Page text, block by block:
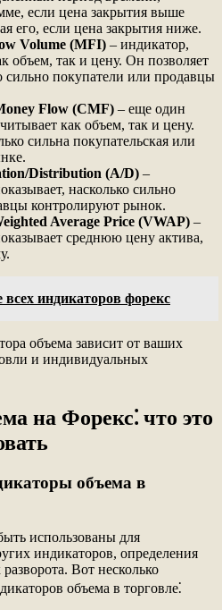
если цена закрытия выше
его, если цена закрытия ниже.
Volume (MFI) – индикатор,
объем, так и цену. Он позволяет
сильно покупатели или продавцы
Flow (CMF) – еще один
как объем, так и цену.
сильна покупательская или
Distribution (A/D) –
насколько сильно
контролируют рынок.
Average Price (VWAP) –
среднюю цену актива,
всех индикаторов форекс
объема зависит от ваших
и индивидуальных
на Форекс⁚ что это
объема в
использованы для
индикаторов, определения
Вот несколько
объема в торговле⁚